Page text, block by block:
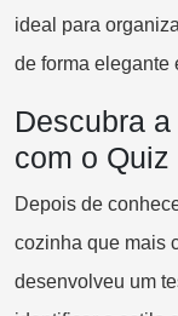
ideal para
de forma elegante
Descubra
com o
Depois de
cozinha que mais
desenvolveu um